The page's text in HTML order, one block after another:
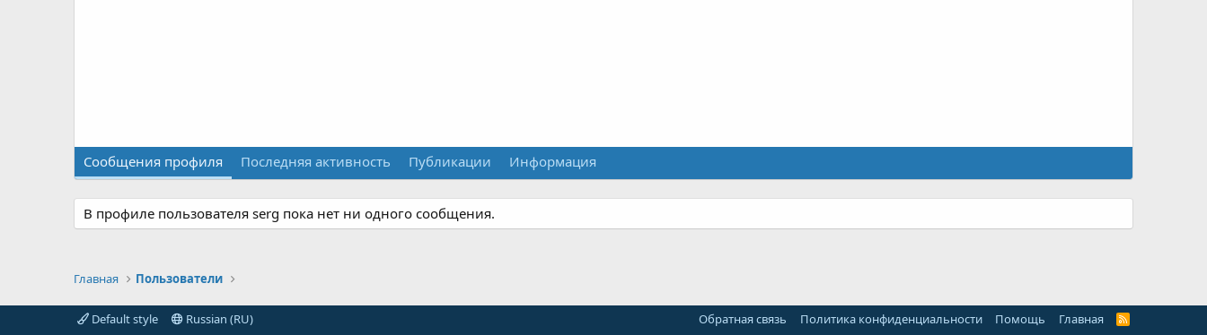
Сообщения профиля Последняя активность Публикации Информация
В профиле пользователя serg пока нет ни одного сообщения.
Главная Пользователи
Default style Russian (RU) Обратная связь Политика конфиденциальности Помощь Главная
R